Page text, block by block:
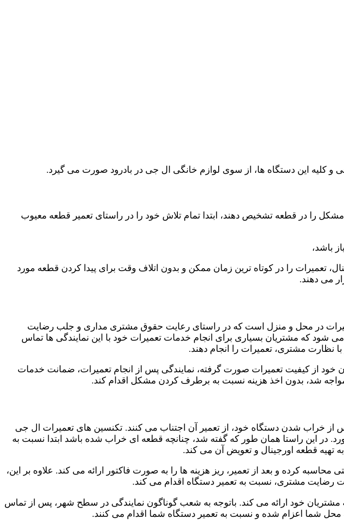
کلیه این دستگاه ها، از سوی لوازم خانگی ال جی در بادرود صورت می گیرد.
را در قطعه تشخیص دهند، ابتدا تمام تلاش خود را در راستای تعمیر قطعه معیوب
باشد،
تعمیرات را در کوتاه ترین زمان ممکن و بدون اتلاف وقت برای پیدا کردن قطعه مورد
می دهند.
در محل و منزل است که در راستای رعایت حقوق مشتری مداری و جلب رضایت
که مشتریان بسیاری برای انجام خدمات تعمیرات خود با این نمایندگی ها تماس
مشتری، تعمیرات را انجام دهند.
خود از کیفیت تعمیرات صورت گرفته، نمایندگی پس از انجام تعمیرات، ضمانت خدمات
شد، بدون اخذ هزینه نسبت به برطرف کردن مشکل اقدام کند.
از خراب شدن دستگاه خود، از تعمیر آن اجتناب می کنند. تکنسین های تعمیرات ال جی
در این راستا همان طور که گفته شد، چنانچه قطعه ای خراب شده باشد ابتدا نسبت به
به تهیه قطعه اورجینال و تعویض آن می کند.
کرده و بعد از تعمیر، ریز هزینه ها را به صورت فاکتور ارائه می کند. علاوه بر این،
رضایت مشتری، نسبت به تعمیر دستگاه اقدام می کند.
مشتریان خود ارائه می کند. باتوجه به شعب گوناگون نمایندگی در سطح شهر، پس از تماس
شما اعزام شده و نسبت به تعمیر دستگاه شما اقدام می کنند.